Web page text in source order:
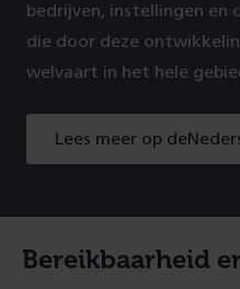
bedrijven, instellingen en
die door deze
welvaart in het hele
Lees meer op
Lees
meer
Bereikbaarheid